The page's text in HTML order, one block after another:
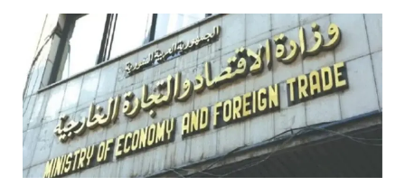
موافقة
على
توصية
اللجنة
الاقتصادية
بالسماح
لكافة